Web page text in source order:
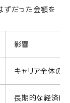
ずだった金額を
影響
キャリア全体の
長期的な経済的